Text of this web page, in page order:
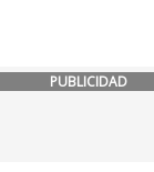
PUBLICIDAD